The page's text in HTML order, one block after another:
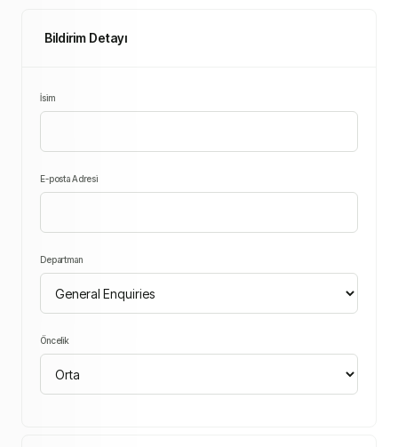
Bildirim Detayı
İsim
E-posta Adresi
Departman
Öncelik